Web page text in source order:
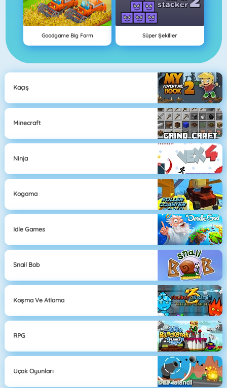
Goodgame Big Farm Süper Şekiller
Kaçış
Minecraft
Ninja
Kogama
Idle Games
Snail Bob
Koşma Ve Atlama
RPG
Uçak Oyunları